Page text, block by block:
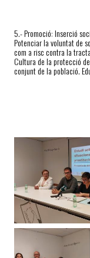
5.- Promoció: Inserció
Potenciar la voluntat de
com a risc contra la
Cultura de la protecció
conjunt de la població.